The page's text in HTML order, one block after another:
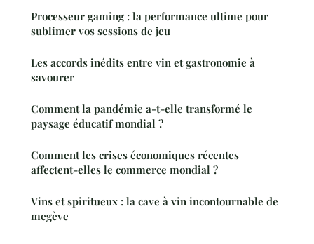
Processeur gaming : la performance ultime pour
sublimer vos sessions de jeu
Les accords inédits entre vin et gastronomie à
savourer
Comment la pandémie a-t-elle transformé le
paysage éducatif mondial ?
Comment les crises économiques récentes
affectent-elles le commerce mondial ?
Vins et spiritueux : la cave à vin incontournable de
megève